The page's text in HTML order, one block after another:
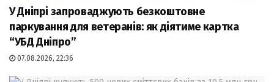
У Дніпрі запроваджують безкоштовне
паркування для ветеранів: як діятиме картка
“УБД Дніпро”
07.08.2026, 22:36